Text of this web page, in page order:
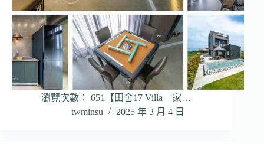
瀏覽次數： 651【田舍17 Villa – 家…
twminsu
2025 年 3 月 4 日